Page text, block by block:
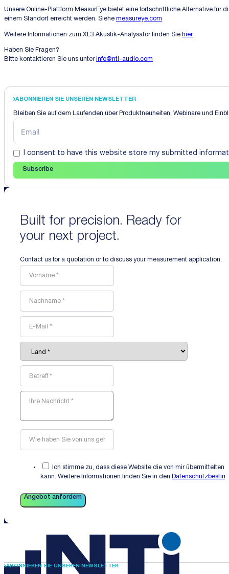
Unsere Online-Plattform MeasurEye bietet eine fortschrittliche Alternative für
einem Standort erreicht werden. Siehe measureye.com
Weitere Informationen zum XL3 Akustik-Analysator finden Sie hier
Haben Sie Fragen?
Bitte kontaktieren Sie uns unterinfo@nti-audio.com
ABONNIEREN SIE UNSEREN NEWSLETTER
Bleiben Sie auf dem Laufenden über Produktneuheiten, Webinare und
I consent to have this website store my submitted
Subscribe
Built for precision. Ready for
your next project.
Contact us for a quotation or to discuss your measurement application.
Ich stimme zu, dass diese Website die von mir übermittelten
kann. Weitere Informationen finden Sie in den
Angebot anfordern
ABONNIEREN SIE UNSEREN NEWSLETTER